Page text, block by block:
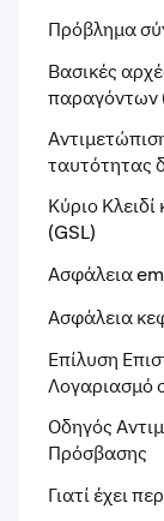
Πρόβλημα
Βασικές
παραγόντων
ταυτότητας
Κύριο
(GSL)
Ασφάλεια
Ασφάλεια
Επίλυση
Λογαριασμό
Οδηγός
Πρόσβασης
Γιατί έχει